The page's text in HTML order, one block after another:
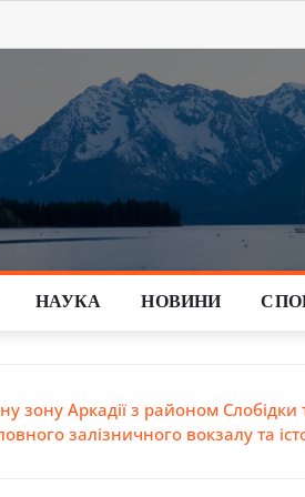
НАУКА НОВИНИ
зону Аркадії з районом
залізничного вокзалу